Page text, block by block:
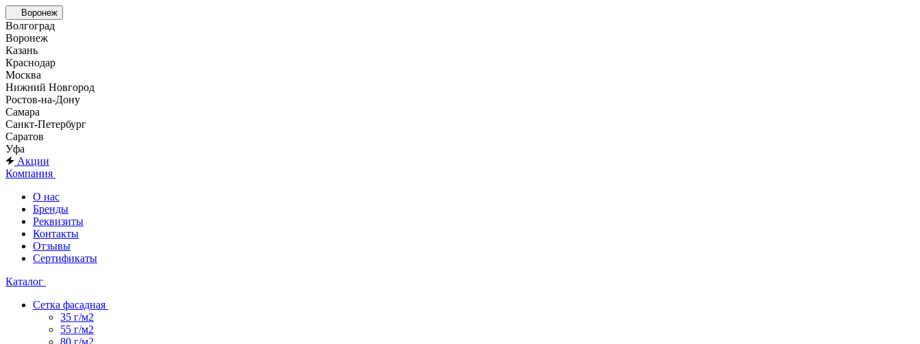
Воронеж
Волгоград
Воронеж
Казань
Краснодар
Москва
Нижний Новгород
Ростов-на-Дону
Самара
Санкт-Петербург
Саратов
Уфа
Акции
Компания
О нас
Бренды
Реквизиты
Контакты
Отзывы
Сертификаты
Каталог
Сетка фасадная
35 г/м2
55 г/м2
80 г/м2